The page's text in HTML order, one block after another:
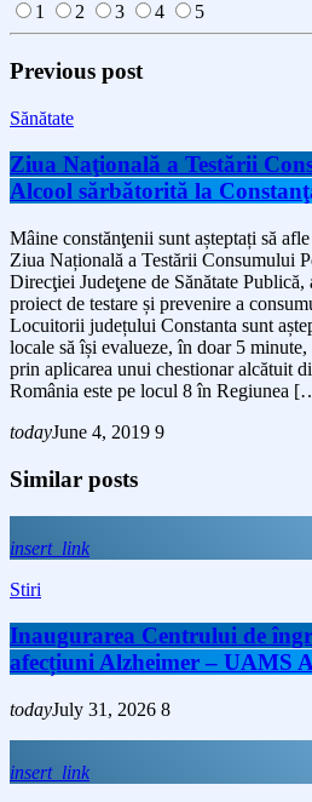
1
2 3 4 5
Previous post
Sănătate
Ziua Naţională a Testării
Alcool sărbătorită la
Mâine constănţenii sunt așteptați să
Ziua Națională a Testării Consumului
Direcţiei Judeţene de Sănătate Publică,
proiect de testare și prevenire a
Locuitorii județului Constanta sunt
locale să își evalueze, în doar 5
prin aplicarea unui chestionar alcătuit
România este pe locul 8 în Regiunea
todayJune 4, 2019 9
Similar posts
insert_link
Stiri
Inaugurarea Centrului de
afecțiuni Alzheimer – UAMS
todayJuly 31, 2026 8
insert_link